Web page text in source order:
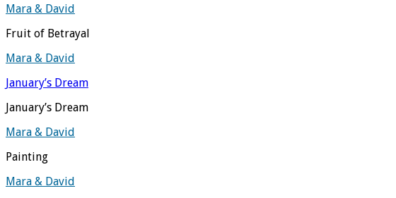
Mara & David
Fruit of Betrayal
Mara & David
January’s Dream
January’s Dream
Mara & David
Painting
Mara & David